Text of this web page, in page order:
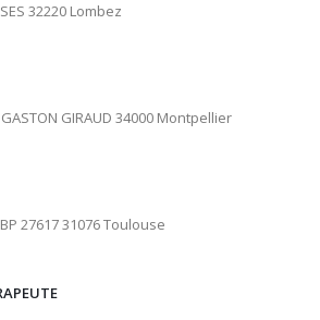
32220 Lombez
GIRAUD 34000 Montpellier
27617 31076 Toulouse